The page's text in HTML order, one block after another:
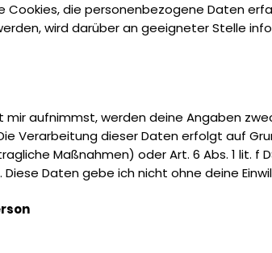
Cookies, die personenbezogene Daten
wird darüber an geeigneter Stelle
mir aufnimmst, werden deine Angaben
Verarbeitung dieser Daten erfolgt auf
Maßnahmen) oder Art. 6 Abs. 1 lit. f
Daten gebe ich nicht ohne deine